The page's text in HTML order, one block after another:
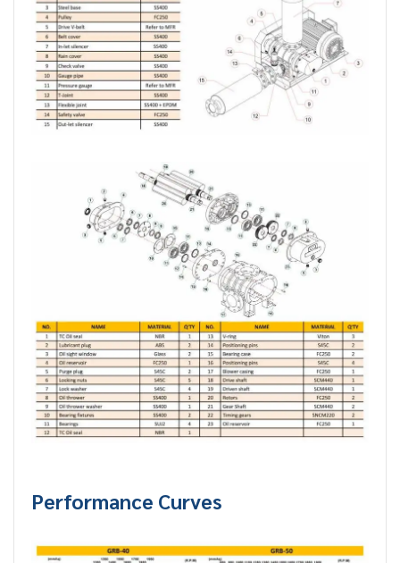
Performance Curves